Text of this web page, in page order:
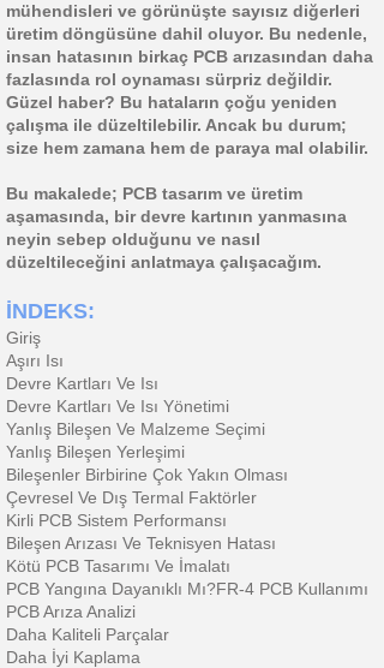
mühendisleri ve görünüşte sayısız diğerleri
üretim döngüsüne dahil oluyor. Bu nedenle,
insan hatasının birkaç PCB arızasından daha
fazlasında rol oynaması sürpriz değildir.
Güzel haber? Bu hataların çoğu yeniden
çalışma ile düzeltilebilir. Ancak bu durum;
size hem zamana hem de paraya mal olabilir.
Bu makalede; PCB tasarım ve üretim
aşamasında, bir devre kartının yanmasına
neyin sebep olduğunu ve nasıl
düzeltileceğini anlatmaya çalışacağım.
İNDEKS:
Giriş
Aşırı Isı
Devre Kartları Ve Isı
Devre Kartları Ve Isı Yönetimi
Yanlış Bileşen Ve Malzeme Seçimi
Yanlış Bileşen Yerleşimi
Bileşenler Birbirine Çok Yakın Olması
Çevresel Ve Dış Termal Faktörler
Kirli PCB Sistem Performansı
Bileşen Arızası Ve Teknisyen Hatası
Kötü PCB Tasarımı Ve İmalatı
PCB Yangına Dayanıklı Mı?FR-4 PCB Kullanımı
PCB Arıza Analizi
Daha Kaliteli Parçalar
Daha İyi Kaplama